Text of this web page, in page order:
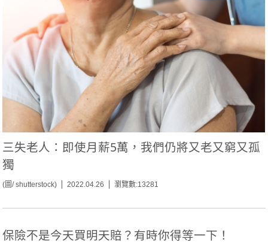
三失老人：即使月薪5萬，我們仍將又老又窮又孤
獨
(圖/ shutterstock) 2022.04.26 瀏覽數:13281
保險不是今天買明天賠？有時你得等一下！